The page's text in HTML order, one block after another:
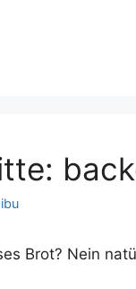
Brot? Nein